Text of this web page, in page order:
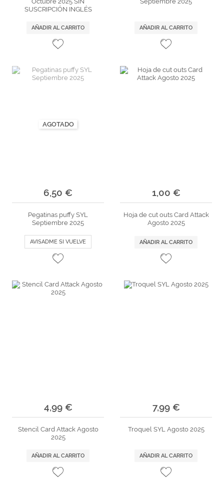
SUSCRIPCIÓN INGLÉS
AÑADIR AL CARRITO AÑADIR AL CARRITO
AGOTADO
6,50 €
Pegatinas puffy SYL
Septiembre 2025
AVISADME SI VUELVE
1,00 €
Hoja de cut outs Card Attack
Agosto 2025
AÑADIR AL CARRITO
4,99 €
Stencil Card Attack Agosto
2025
AÑADIR AL CARRITO
7,99 €
Troquel SYL Agosto 2025
AÑADIR AL CARRITO